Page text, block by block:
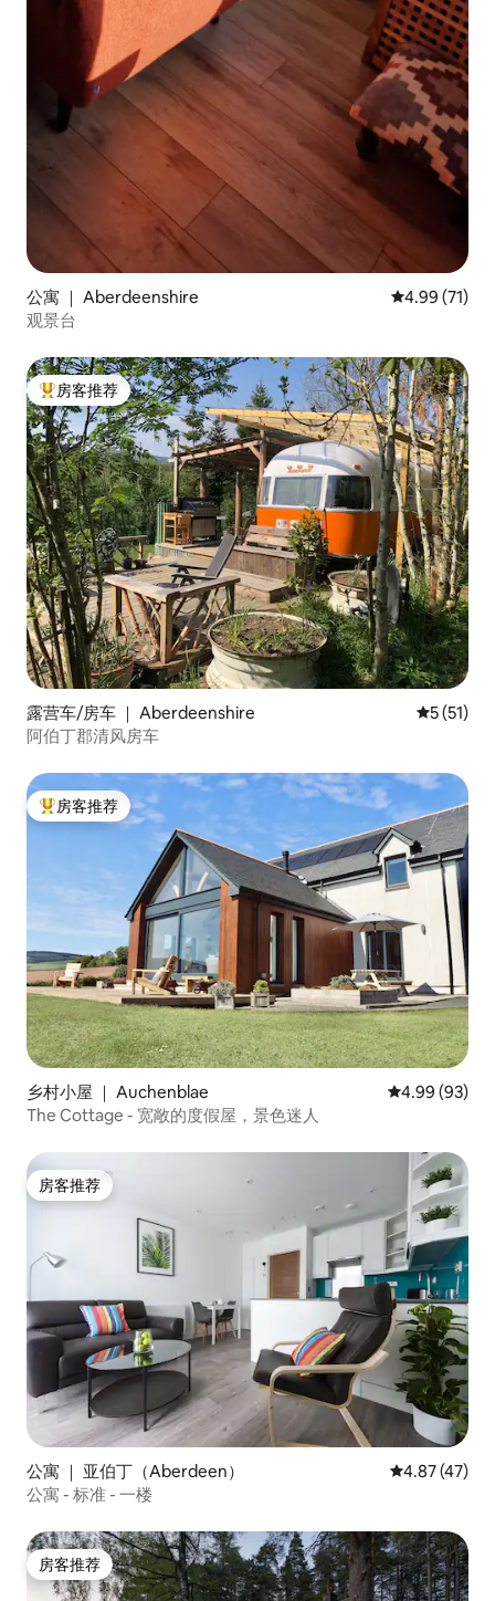
公寓 ｜ Aberdeenshire 平均评分
4.99 (71)
观景台
热门「房客推荐」
房客推荐
露营车/房车 ｜ Aberdeenshire 平均评分
5 (51)
阿伯丁郡清风房车
热门「房客推荐」
房客推荐
乡村小屋 ｜ Auchenblae 平均评分 4.99
4.99 (93)
The Cottage - 宽敞的度假屋，景色迷人
房客推荐
房客推荐
公寓 ｜ 亚伯丁（Aberdeen） 平均评分
4.87 (47)
公寓 - 标准 - 一楼
房客推荐
房客推荐